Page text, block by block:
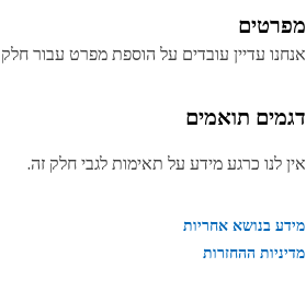
עדיין עובדים על הוספת מפרט עבור חלק זה.
תואמים
לנו כרגע מידע על תאימות לגבי חלק זה.
בנושא אחריות
ההחזרות